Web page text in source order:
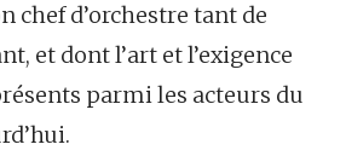
chef d’orchestre tant de
et dont l’art et l’exigence
parmi les acteurs du